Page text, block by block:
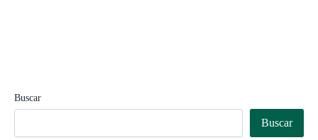
Buscar
Buscar